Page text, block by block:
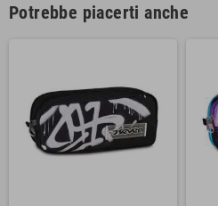
Potrebbe piacerti anche